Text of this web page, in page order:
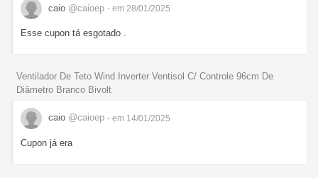
caio @caioep - em 28/01/2025
Esse cupon tá esgotado .
Ventilador De Teto Wind Inverter Ventisol C/ Controle 96cm De
Diâmetro Branco Bivolt
caio @caioep - em 14/01/2025
Cupon já era